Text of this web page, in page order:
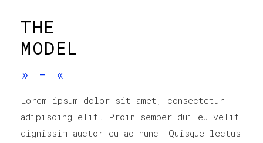
THE
MODEL
» - «
Lorem ipsum dolor sit amet, consectetur
adipiscing elit. Proin semper dui eu velit
dignissim auctor eu ac nunc. Quisque lectus